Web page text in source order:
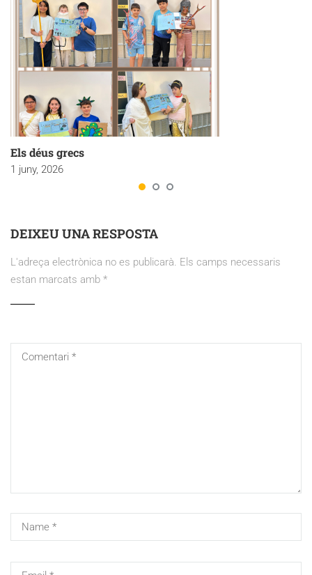
Els déus grecs
1 juny, 2026
DEIXEU UNA RESPOSTA
L'adreça electrònica no es publicarà. Els camps necessaris
estan marcats amb *